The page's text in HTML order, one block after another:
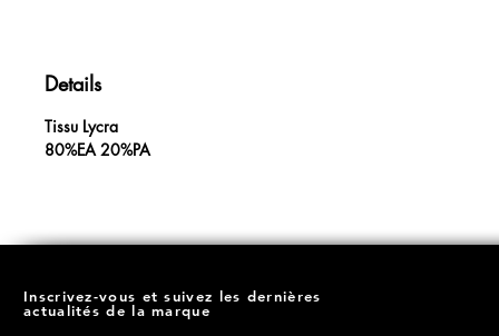
Details
Tissu Lycra
80%EA 20%PA
Inscrivez-vous et suivez les dernières
actualités de la marque